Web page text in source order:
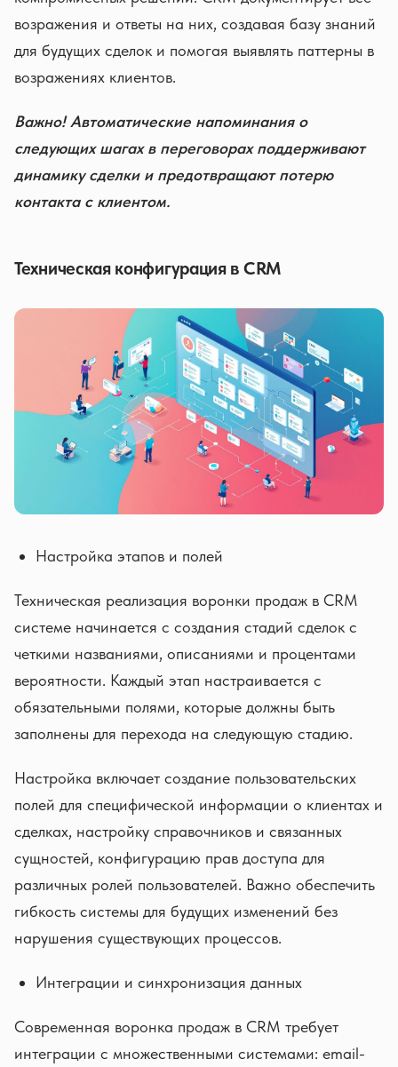
возражения и ответы на них, создавая базу знаний
для будущих сделок и помогая выявлять паттерны в
возражениях клиентов.
Важно! Автоматические напоминания о
следующих шагах в переговорах поддерживают
динамику сделки и предотвращают потерю
контакта с клиентом.
Техническая конфигурация в CRM
Настройка этапов и полей
Техническая реализация воронки продаж в CRM
системе начинается с создания стадий сделок с
четкими названиями, описаниями и процентами
вероятности. Каждый этап настраивается с
обязательными полями, которые должны быть
заполнены для перехода на следующую стадию.
Настройка включает создание пользовательских
полей для специфической информации о клиентах и
сделках, настройку справочников и связанных
сущностей, конфигурацию прав доступа для
различных ролей пользователей. Важно обеспечить
гибкость системы для будущих изменений без
нарушения существующих процессов.
Интеграции и синхронизация данных
Современная воронка продаж в CRM требует
интеграции с множественными системами: email-